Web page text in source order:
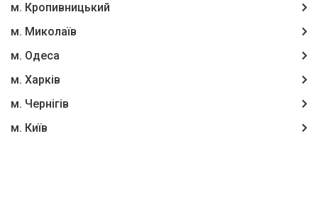
м. Кропивницький
м. Миколаїв
м. Одеса
м. Харків
м. Чернігів
м. Київ